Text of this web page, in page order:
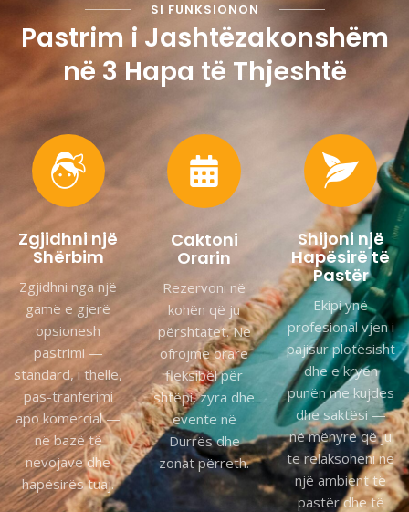
SI FUNKSIONON
Pastrim i Jashtëzakonshëm
në 3 Hapa të Thjeshtë
Zgjidhni një
Shërbim
Zgjidhni nga një
gamë e gjerë
opsionesh
pastrimi —
standard, i thellë,
pas-tranferimi
apo komercial —
në bazë të
nevojave dhe
hapësirës tuaj.
Caktoni
Orarin
Rezervoni në
kohën që ju
përshtatet. Ne
ofrojmë orare
fleksibël për
shtëpi, zyra dhe
evente në
Durrës dhe
zonat përreth.
Shijoni një
Hapësirë të
Pastër
Ekipi ynë
profesional vjen i
pajisur plotësisht
dhe e kryen
punën me kujdes
dhe saktësi —
në mënyrë që ju
të relaksoheni në
një ambient të
pastër dhe të